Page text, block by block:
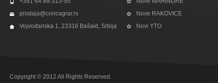
prodaja@coricagrar.rs
Vojvođanska 1, 23316 Bašaid, Srbija
Nove RAKOVICE
Novi YTO
Copyright © 2012 All Rights Reserved.